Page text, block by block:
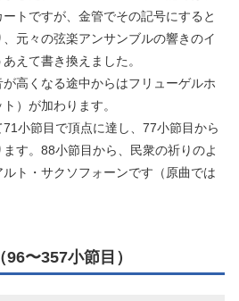
トですが、金管でその記号にすると
元々の弦楽アンサンブルの響きのイ
えて書き換えました。
高くなる途中からはフリューゲルホ
）が加わります。
小節目で頂点に達し、77小節目から
す。88小節目から、民衆の祈りのよ
ト・サクソフォーンです（原曲では
〜357小節目）